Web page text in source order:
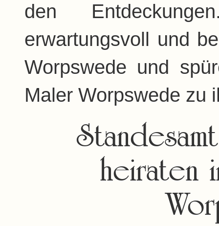
den
erwartungsvoll und
Worpswede und
Maler Worpswede zu
heiraten